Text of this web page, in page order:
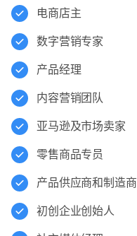
电商店主
数字营销专家
产品经理
内容营销团队
亚马逊及市场卖家
零售商品专员
产品供应商和制造商
初创企业创始人